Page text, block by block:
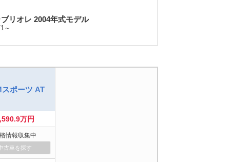
リオレ 2004年式モデル
～
スポーツ AT
万円
情報収集中
古車を探す